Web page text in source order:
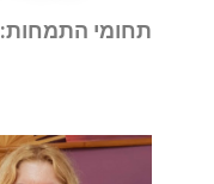
תחומי התמחות: